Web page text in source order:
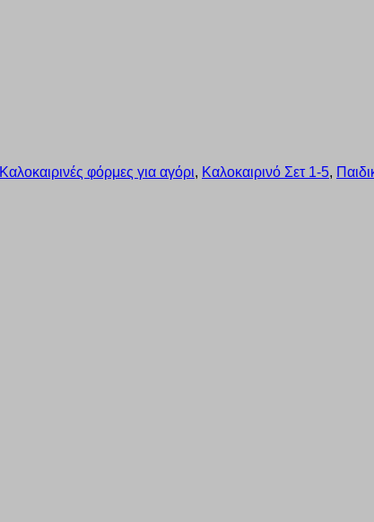
Καλοκαιρινές φόρμες για αγόρι, Καλοκαιρινό Σετ 1-5,